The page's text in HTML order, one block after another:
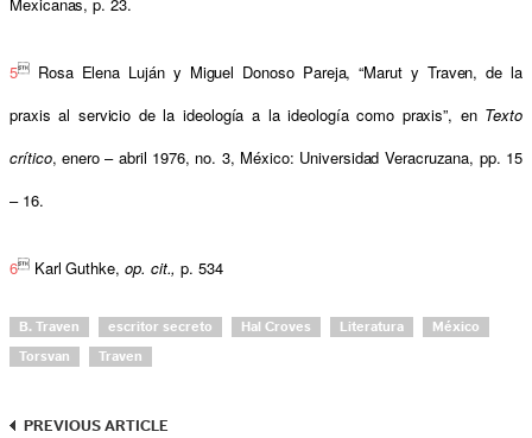
5 Rosa Elena Luján y Miguel Donoso Pareja, “Marut y Traven, de la
praxis al servicio de la ideología a la ideología como praxis”, en Texto
crítico, enero – abril 1976, no. 3, México: Universidad Veracruzana, pp. 15
– 16.
6 Karl Guthke, op. cit.,p. 534
B. Traven escritor secreto Hal Croves Literatura México
Torsvan Traven
PREVIOUS ARTICLE